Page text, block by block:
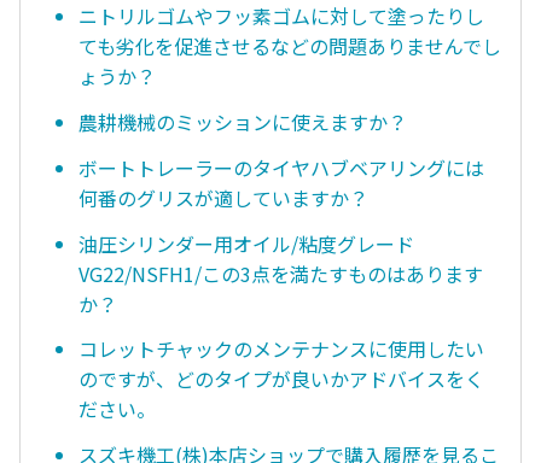
ニトリルゴムやフッ素ゴムに対して塗ったりし
ても劣化を促進させるなどの問題ありませんでし
ょうか？
農耕機械のミッションに使えますか？
ボートトレーラーのタイヤハブベアリングには
何番のグリスが適していますか？
油圧シリンダー用オイル/粘度グレード
VG22/NSFH1/この3点を満たすものはあります
か？
コレットチャックのメンテナンスに使用したい
のですが、どのタイプが良いかアドバイスをく
ださい。
スズキ機工(株)本店ショップで購入履歴を見るこ